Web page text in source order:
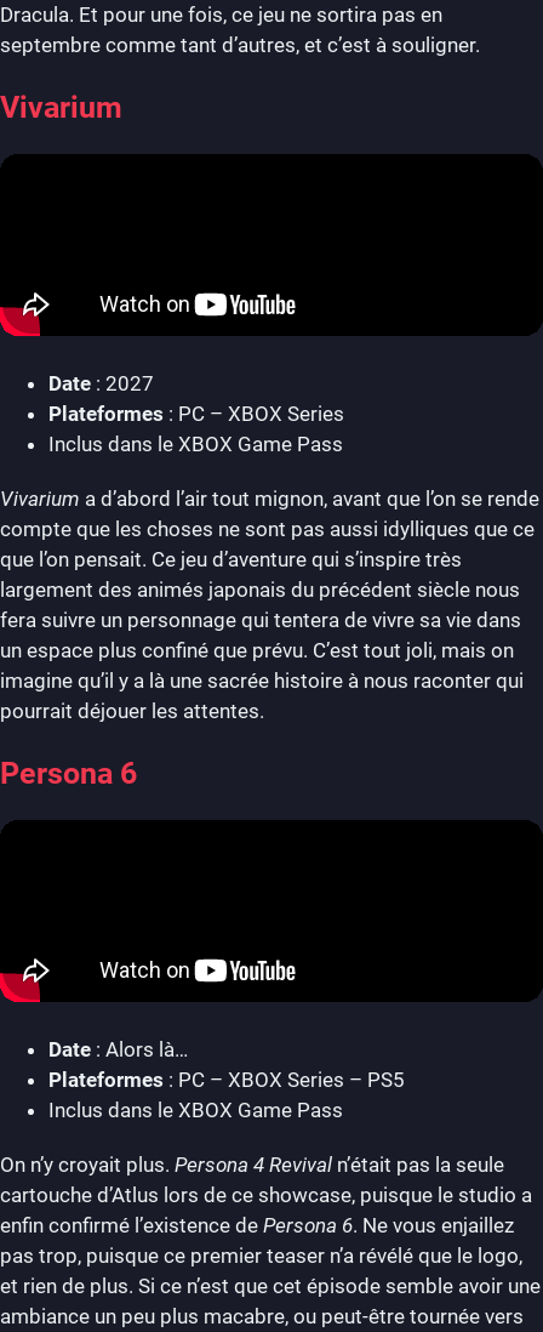
Dracula. Et pour une fois, ce jeu ne sortira pas en
septembre comme tant d’autres, et c’est à souligner.
Vivarium
Date : 2027
Plateformes : PC – XBOX Series
Inclus dans le XBOX Game Pass
Vivarium a d’abord l’air tout mignon, avant que l’on se rende
compte que les choses ne sont pas aussi idylliques que ce
que l’on pensait. Ce jeu d’aventure qui s’inspire très
largement des animés japonais du précédent siècle nous
fera suivre un personnage qui tentera de vivre sa vie dans
un espace plus confiné que prévu. C’est tout joli, mais on
imagine qu’il y a là une sacrée histoire à nous raconter qui
pourrait déjouer les attentes.
Persona 6
Date : Alors là…
Plateformes : PC – XBOX Series – PS5
Inclus dans le XBOX Game Pass
On n’y croyait plus. Persona 4 Revival n’était pas la seule
cartouche d’Atlus lors de ce showcase, puisque le studio a
enfin confirmé l’existence de Persona 6. Ne vous enjaillez
pas trop, puisque ce premier teaser n’a révélé que le logo,
et rien de plus. Si ce n’est que cet épisode semble avoir une
ambiance un peu plus macabre, ou peut-être tournée vers